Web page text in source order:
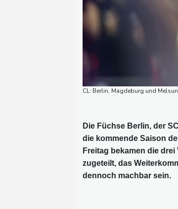
CL: Berlin, Magdeburg und
Die Füchse Berlin, der
die kommende Saison
Freitag bekamen die
zugeteilt, das
dennoch machbar sein.